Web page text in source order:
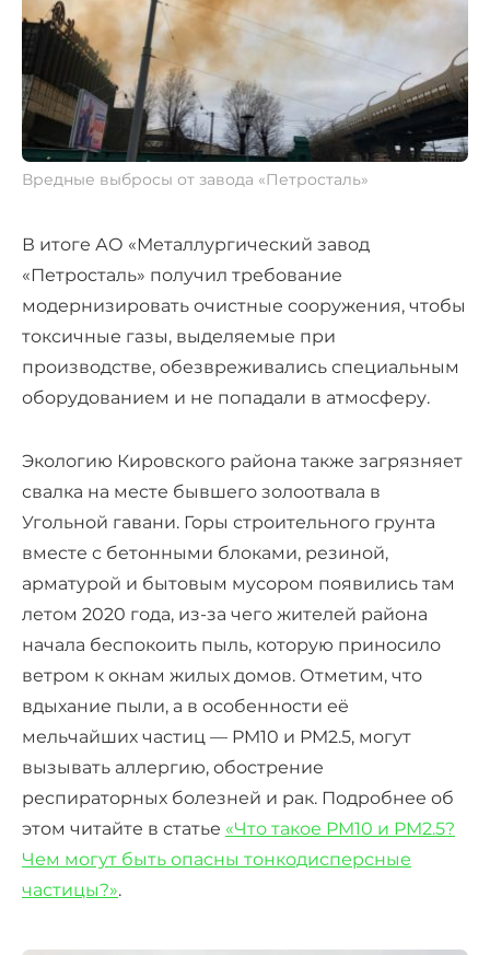
Вредные выбросы от завода «Петросталь»
В итоге АО «Металлургический завод
«Петросталь» получил требование
модернизировать очистные сооружения, чтобы
токсичные газы, выделяемые при
производстве, обезвреживались специальным
оборудованием и не попадали в атмосферу.
Экологию Кировского района также загрязняет
свалка на месте бывшего золоотвала в
Угольной гавани. Горы строительного грунта
вместе с бетонными блоками, резиной,
арматурой и бытовым мусором появились там
летом 2020 года, из-за чего жителей района
начала беспокоить пыль, которую приносило
ветром к окнам жилых домов. Отметим, что
вдыхание пыли, а в особенности её
мельчайших частиц — PM10 и PM2.5, могут
вызывать аллергию, обострение
респираторных болезней и рак. Подробнее об
этом читайте в статье «Что такое PM10 и PM2.5?
Чем могут быть опасны тонкодисперсные
частицы?».